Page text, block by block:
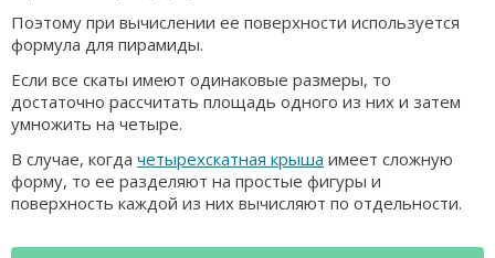
Поэтому при вычислении ее поверхности используется
формула для пирамиды.
Если все скаты имеют одинаковые размеры, то
достаточно рассчитать площадь одного из них и затем
умножить на четыре.
В случае, когда четырехскатная крыша имеет сложную
форму, то ее разделяют на простые фигуры и
поверхность каждой из них вычисляют по отдельности.